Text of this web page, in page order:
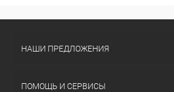
НАШИ ПРЕДЛОЖЕНИЯ
ПОМОЩЬ И СЕРВИСЫ